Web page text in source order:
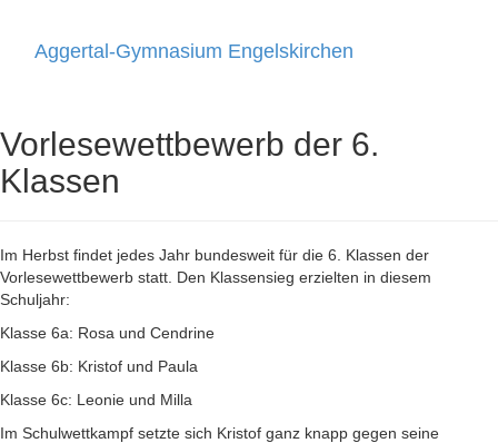
Aggertal-Gymnasium Engelskirchen
Vorlesewettbewerb der 6.
Klassen
Im Herbst findet jedes Jahr bundesweit für die 6. Klassen der
Vorlesewettbewerb statt. Den Klassensieg erzielten in diesem
Schuljahr:
Klasse 6a: Rosa und Cendrine
Klasse 6b: Kristof und Paula
Klasse 6c: Leonie und Milla
Im Schulwettkampf setzte sich Kristof ganz knapp gegen seine